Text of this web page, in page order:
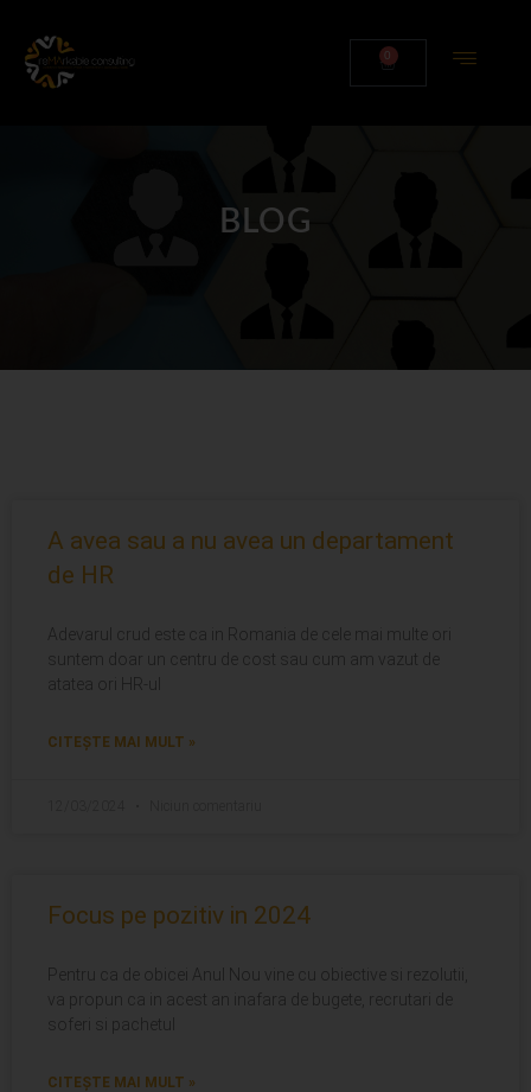
0
BLOG
A avea sau a nu avea un departament
de HR
Adevarul crud este ca in Romania de cele mai multe ori
suntem doar un centru de cost sau cum am vazut de
atatea ori HR-ul
CITEȘTE MAI MULT »
Focus pe pozitiv in 2024
Pentru ca de obicei Anul Nou vine cu obiective si rezolutii,
va propun ca in acest an inafara de bugete, recrutari de
soferi si pachetul
CITEȘTE MAI MULT »